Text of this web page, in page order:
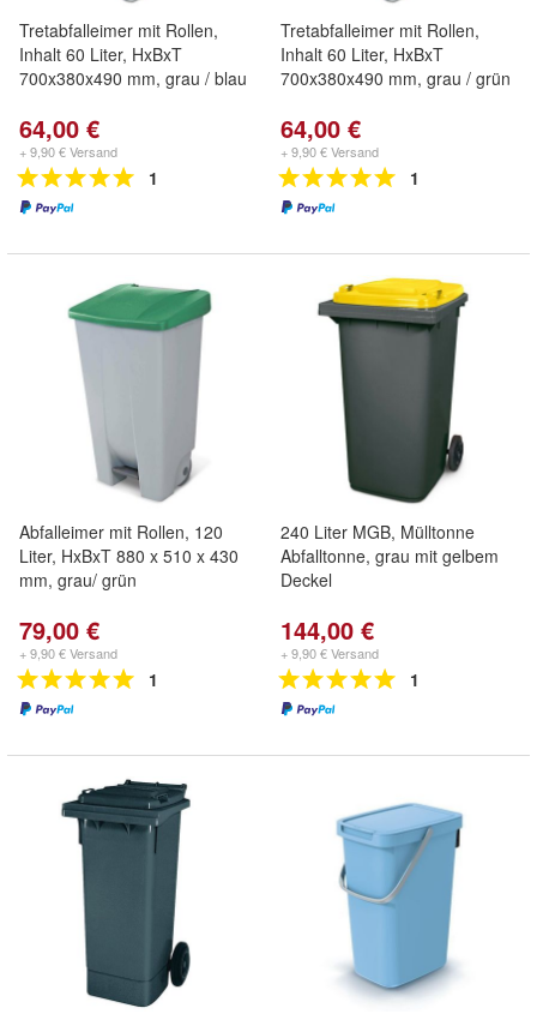
Tretabfalleimer mit Rollen,
Inhalt 60 Liter, HxBxT
700x380x490 mm, grau / blau
64,00 €
+ 9,90 € Versand
1
Tretabfalleimer mit Rollen,
Inhalt 60 Liter, HxBxT
700x380x490 mm, grau / grün
64,00 €
+ 9,90 € Versand
1
Abfalleimer mit Rollen, 120
Liter, HxBxT 880 x 510 x 430
mm, grau/ grün
79,00 €
+ 9,90 € Versand
1
240 Liter MGB, Mülltonne
Abfalltonne, grau mit gelbem
Deckel
144,00 €
+ 9,90 € Versand
1